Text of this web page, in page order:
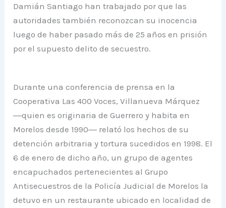
Damián Santiago han trabajado por que las
autoridades también reconozcan su inocencia
luego de haber pasado más de 25 años en prisión
por el supuesto delito de secuestro.
Durante una conferencia de prensa en la
Cooperativa Las 400 Voces, Villanueva Márquez
―quien es originaria de Guerrero y habita en
Morelos desde 1990― relató los hechos de su
detención arbitraria y tortura sucedidos en 1998. El
6 de enero de dicho año, un grupo de agentes
encapuchados pertenecientes al Grupo
Antisecuestros de la Policía Judicial de Morelos la
detuvo en un restaurante ubicado en localidad de